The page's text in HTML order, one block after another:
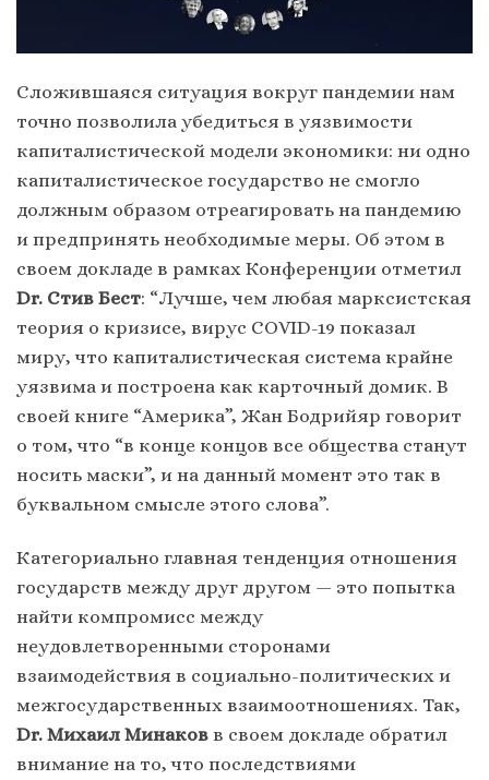
Сложившаяся ситуация вокруг пандемии нам
точно позволила убедиться в уязвимости
капиталистической модели экономики: ни одно
капиталистическое государство не смогло
должным образом отреагировать на пандемию
и предпринять необходимые меры. Об этом в
своем докладе в рамках Конференции отметил
Dr. Стив Бест: “Лучше, чем любая марксистская
теория о кризисе, вирус COVID-19 показал
миру, что капиталистическая система крайне
уязвима и построена как карточный домик. В
своей книге “Америка”, Жан Бодрийяр говорит
о том, что “в конце концов все общества станут
носить маски”, и на данный момент это так в
буквальном смысле этого слова”.
Категориально главная тенденция отношения
государств между друг другом — это попытка
найти компромисс между
неудовлетворенными сторонами
взаимодействия в социально-политических и
межгосударственных взаимоотношениях. Так,
Dr. Михаил Минаков в своем докладе обратил
внимание на то, что последствиями